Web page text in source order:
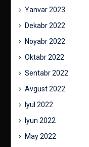
Yanvar 2023
Dekabr 2022
Noyabr 2022
Oktabr 2022
Sentabr 2022
Avgust 2022
Iyul 2022
Iyun 2022
May 2022